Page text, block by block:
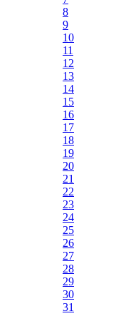
8
9
10
11
12
13
14
15
16
17
18
19
20
21
22
23
24
25
26
27
28
29
30
31